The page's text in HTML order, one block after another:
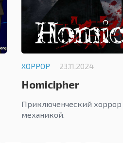
ХОРРОР 23.11.2024
Homicipher
Приключенческий хоррор
механикой.